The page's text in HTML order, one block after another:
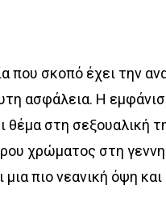
που σκοπό έχει την
ασφάλεια. Η
θέμα στη σεξουαλική
χρώματος στη
μια πιο νεανική όψη